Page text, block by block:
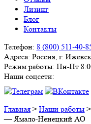
Лизинг
Блог
Контакты
Телефон: 8 (800) 511-40-
Адреса: Россия, г.
Режим работы: Пн-Пт
Наши соцсети:
Главная > Наши работы >
— Ямало-Ненецкий АО